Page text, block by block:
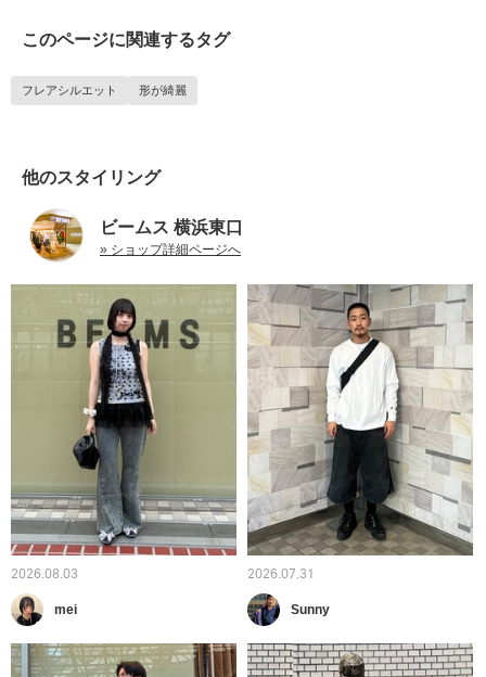
このページに関連するタグ
フレアシルエット 形が綺麗
他のスタイリング
ビームス 横浜東口
» ショップ詳細ページへ
2026.08.03
mei
2026.07.31
Sunny